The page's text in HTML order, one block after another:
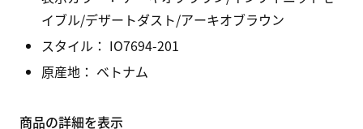
イブル/デザートダスト/アーキオブラウン
スタイル： IO7694-201
原産地： ベトナム
商品の詳細を表示